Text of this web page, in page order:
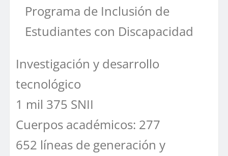
Programa de Inclusión de
Estudiantes con Discapacidad
Investigación y desarrollo
tecnológico
1 mil 375 SNII
Cuerpos académicos: 277
652 líneas de generación y